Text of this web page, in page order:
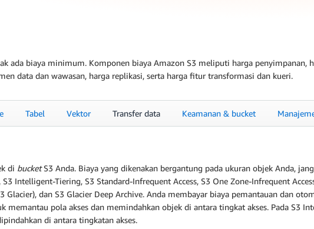
ada biaya minimum. Komponen biaya Amazon S3 meliputi harga
data dan wawasan, harga replikasi, serta harga fitur transformasi dan kueri.
Tabel Vektor Transfer data Keamanan & bucket
di bucketS3 Anda. Biaya yang dikenakan bergantung pada ukuran objek Anda,
Intelligent-Tiering, S3 Standard-Infrequent Access, S3 One Zone-Infrequent
Glacier), dan S3 Glacier Deep Archive. Anda membayar biaya pemantauan dan
memantau pola akses dan memindahkan objek di antara tingkat akses. Pada S3
di antara tingkatan akses.